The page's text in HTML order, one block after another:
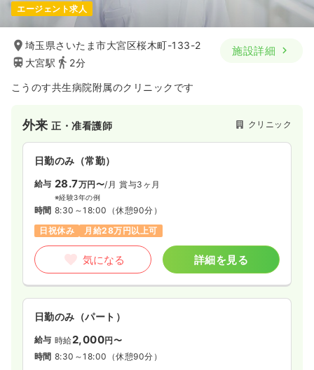
エージェント求人
埼玉県さいたま市大宮区桜木町-133-2
大宮駅
2分
施設詳細
こうのす共生病院附属のクリニックです
外来正・准看護師 クリニック
日勤のみ（常勤）
給与 28.7万円〜/月 賞与3ヶ月
※経験3年の例
時間 8:30～18:00 （休憩90分）
日祝休み
月給28万円以上可
気になる 詳細を見る
日勤のみ（パート）
給与 時給2,000円〜
時間 8:30～18:00 （休憩90分）